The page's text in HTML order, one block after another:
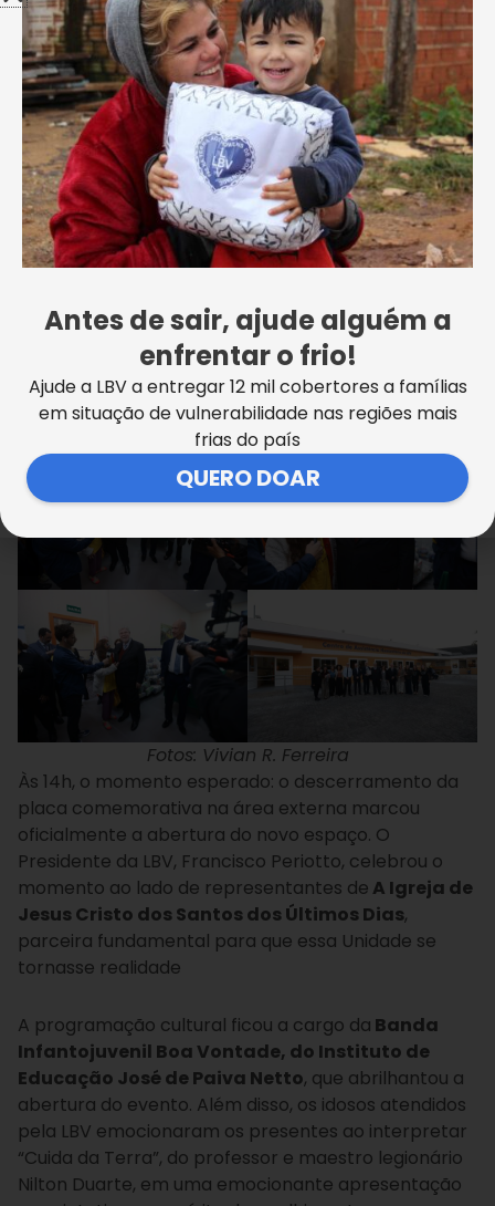
Fotos: Vivian R. Ferreira
Às 14h, o momento esperado: o descerramento da
placa comemorativa na área externa marcou
oficialmente a abertura do novo espaço. O
Presidente da LBV, Francisco Periotto, celebrou o
momento ao lado de representantes de A Igreja de
Jesus Cristo dos Santos dos Últimos Dias,
parceira fundamental para que essa Unidade se
tornasse realidade
A programação cultural ficou a cargo da Banda
Infantojuvenil Boa Vontade, do Instituto de
Educação José de Paiva Netto, que abrilhantou a
abertura do evento. Além disso, os idosos atendidos
pela LBV emocionaram os presentes ao interpretar
“Cuida da Terra”, do professor e maestro legionário
Nilton Duarte, em uma emocionante apresentação
Antes de sair, ajude alguém a
enfrentar o frio!
Ajude a LBV a entregar 12 mil cobertores a famílias
em situação de vulnerabilidade nas regiões mais
frias do país
QUERO DOAR